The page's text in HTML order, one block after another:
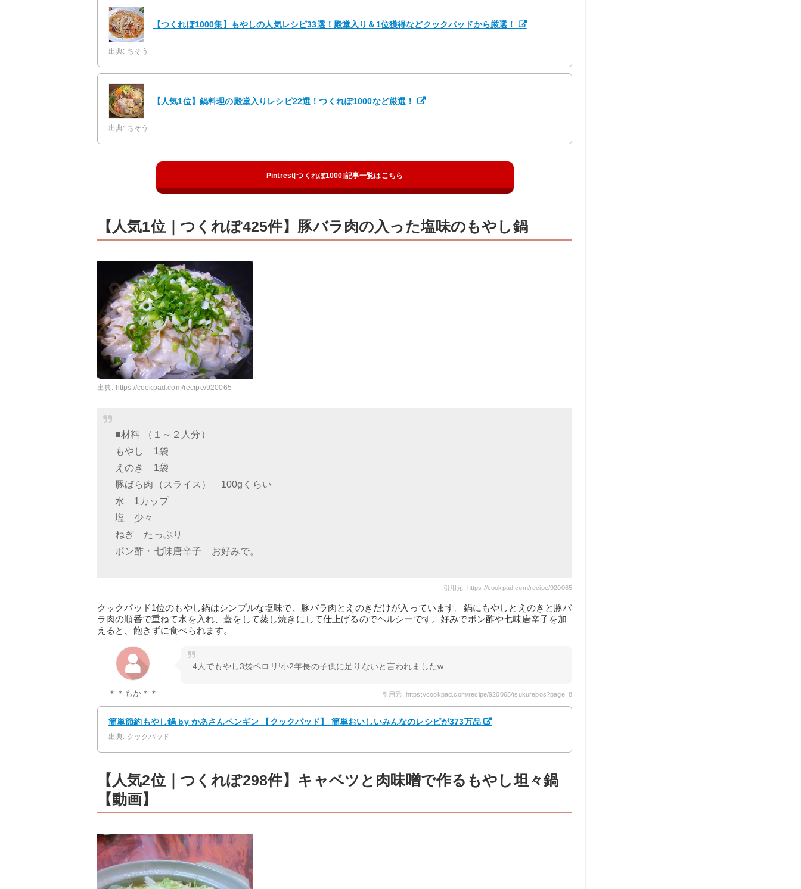
【つくれぽ1000集】もやしの人気レシピ33選！殿堂入り＆1位獲得などクックパッドから厳選！
出典: ちそう
【人気1位】鍋料理の殿堂入りレシピ22選！つくれぽ1000など厳選！
出典: ちそう
Pintrest[つくれぽ1000]記事一覧はこちら
【人気1位｜つくれぽ425件】豚バラ肉の入った塩味のもやし鍋
出典: https://cookpad.com/recipe/920065
■材料 （１～２人分）
もやし 1袋
えのき 1袋
豚ばら肉（スライス） 100gくらい
水 1カップ
塩 少々
ねぎ たっぷり
ポン酢・七味唐辛子 お好みで。
引用元: https://cookpad.com/recipe/920065
クックパッド1位のもやし鍋はシンプルな塩味で、豚バラ肉とえのきだけが入っています。鍋にもやしとえのきと豚バ
ラ肉の順番で重ねて水を入れ、蓋をして蒸し焼きにして仕上げるのでヘルシーです。好みでポン酢や七味唐辛子を加
えると、飽きずに食べられます。
＊＊もか＊＊
4人でもやし3袋ペロリ!小2年長の子供に足りないと言われましたw
引用元: https://cookpad.com/recipe/920065/tsukurepos?page=8
簡単節約もやし鍋 by かあさんペンギン 【クックパッド】 簡単おいしいみんなのレシピが373万品
出典: クックパッド
【人気2位｜つくれぽ298件】キャベツと肉味噌で作るもやし坦々鍋
【動画】